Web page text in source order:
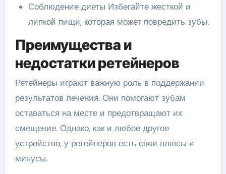
Соблюдение диеты Избегайте жесткой и
липкой пищи, которая может повредить зубы.
Преимущества и
недостатки ретейнеров
Ретейнеры играют важную роль в поддержании
результатов лечения. Они помогают зубам
оставаться на месте и предотвращают их
смещение. Однако, как и любое другое
устройство, у ретейнеров есть свои плюсы и
минусы.